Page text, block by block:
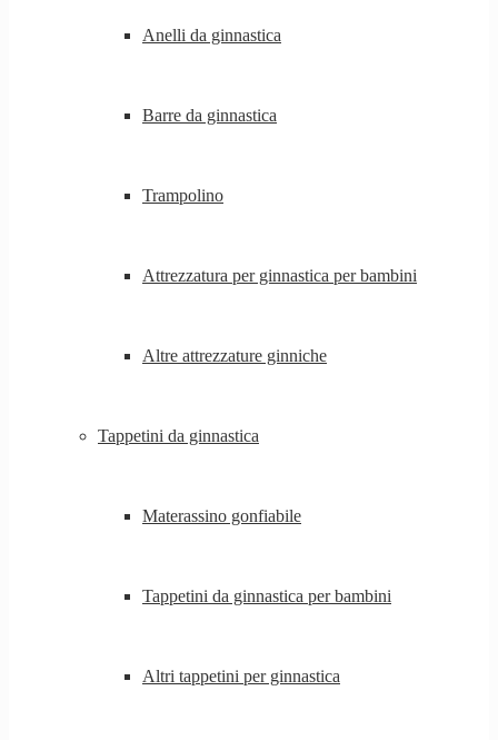
Anelli da ginnastica
Barre da ginnastica
Trampolino
Attrezzatura per ginnastica per bambini
Altre attrezzature ginniche
Tappetini da ginnastica
Materassino gonfiabile
Tappetini da ginnastica per bambini
Altri tappetini per ginnastica